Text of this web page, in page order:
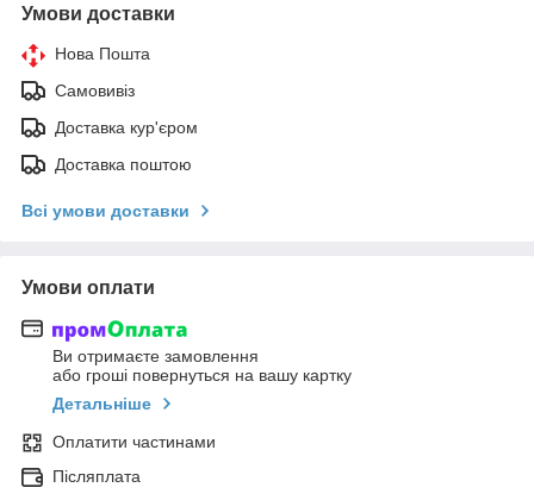
Умови доставки
Нова Пошта
Самовивіз
Доставка кур'єром
Доставка поштою
Всі умови доставки
Умови оплати
Ви отримаєте замовлення
або гроші повернуться на вашу картку
Детальніше
Оплатити частинами
Післяплата